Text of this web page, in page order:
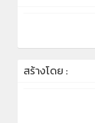
สร้างโดย :